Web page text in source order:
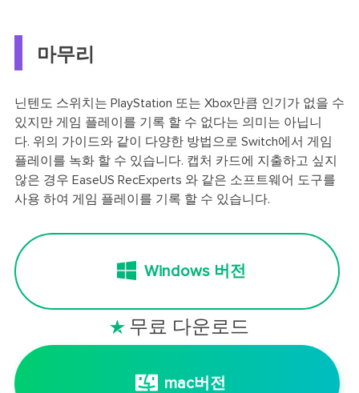
마무리
닌텐도 스위치는 PlayStation 또는 Xbox만큼 인기가 없을 수
있지만 게임 플레이를 기록 할 수 없다는 의미는 아닙니
다. 위의 가이드와 같이 다양한 방법으로 Switch에서 게임
플레이를 녹화 할 수 있습니다. 캡처 카드에 지출하고 싶지
않은 경우 EaseUS RecExperts 와 같은 소프트웨어 도구를
사용 하여 게임 플레이를 기록 할 수 있습니다.
Windows 버전
 무료 다운로드
mac버전